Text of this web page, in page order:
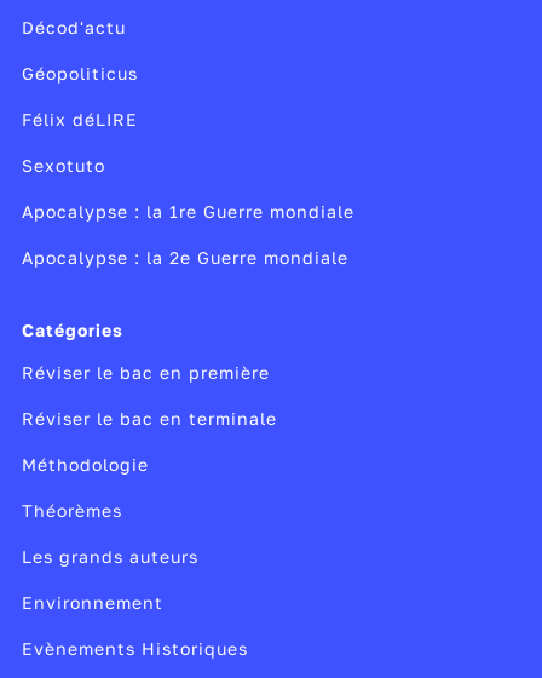
Décod'actu
Géopoliticus
Félix déLIRE
Sexotuto
Apocalypse : la 1re Guerre mondiale
Apocalypse : la 2e Guerre mondiale
Catégories
Réviser le bac en première
Réviser le bac en terminale
Méthodologie
Théorèmes
Les grands auteurs
Environnement
Evènements Historiques